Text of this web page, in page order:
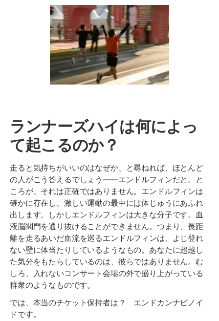
ランナーズハイは何によっ
て起こるのか？
走ると気持ちがいいのはなぜか、と尋ねれば、ほとんど
の人がこう答えるでしょう——エンドルフィンだと。と
ころが、それは正確ではありません。エンドルフィンは
確かに存在し、激しい運動の最中には体じゅうにあふれ
出します。しかしエンドルフィンは大きな分子です。血
液脳関門を通り抜けることができません。つまり、長距
離を走るあいだ血流を巡るエンドルフィンは、よじ登れ
ない壁に体当たりしているようなもの。あなたに超越し
た気分をもたらしているのは、彼らではありません。む
しろ、入れないコンサート会場の外で盛り上がっている
群衆のようなものです。
では、本当のチケット保持者は？ エンドカンナビノイ
ドです。